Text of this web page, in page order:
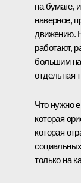
на бумаге,
наверное,
движению.
работают,
большим
отдельная
Что нужно
которая
которая
только на